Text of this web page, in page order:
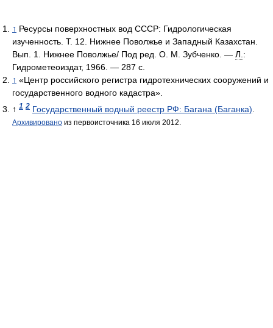
↑ Ресурсы поверхностных вод СССР: Гидрологическая
изученность. Т. 12. Нижнее Поволжье и Западный Казахстан.
Вып. 1. Нижнее Поволжье/ Под ред. О. М. Зубченко. — Л. :
Гидрометеоиздат, 1966. — 287 с.
↑ «Центр российского регистра гидротехнических сооружений и
государственного водного кадастра».
↑ 1 2 Государственный водный реестр РФ: Багана (Баганка)
Архивировано из первоисточника 16 июля 2012.